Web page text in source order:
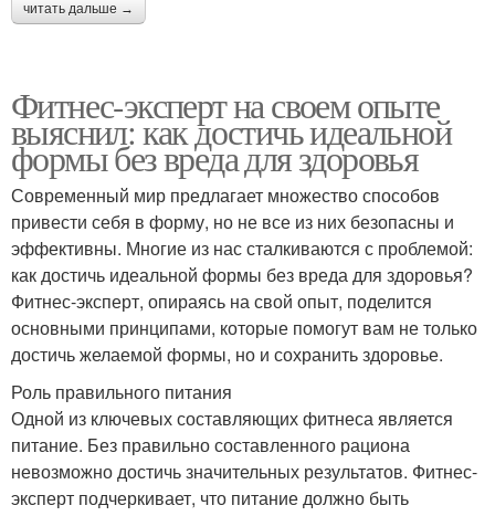
читать дальше →
Фитнес-эксперт на своем опыте
выяснил: как достичь идеальной
формы без вреда для здоровья
Современный мир предлагает множество способов
привести себя в форму, но не все из них безопасны и
эффективны. Многие из нас сталкиваются с проблемой:
как достичь идеальной формы без вреда для здоровья?
Фитнес-эксперт, опираясь на свой опыт, поделится
основными принципами, которые помогут вам не только
достичь желаемой формы, но и сохранить здоровье.
Роль правильного питания
Одной из ключевых составляющих фитнеса является
питание. Без правильно составленного рациона
невозможно достичь значительных результатов. Фитнес-
эксперт подчеркивает, что питание должно быть